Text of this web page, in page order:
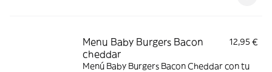
Menu Baby Burgers Bacon
cheddar
12,95 €
Menú Baby Burgers Bacon Cheddar con tu